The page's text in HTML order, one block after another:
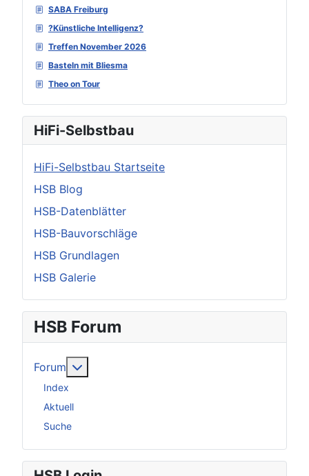
SABA Freiburg
?Künstliche Intelligenz?
Treffen November 2026
Basteln mit Bliesma
Theo on Tour
HiFi-Selbstbau
HiFi-Selbstbau Startseite
HSB Blog
HSB-Datenblätter
HSB-Bauvorschläge
HSB Grundlagen
HSB Galerie
HSB Forum
Forum
Index
Aktuell
Suche